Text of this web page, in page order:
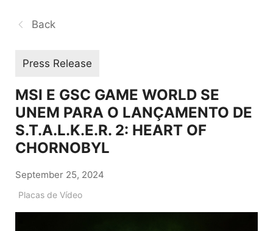
Back
Press Release
MSI E GSC GAME WORLD SE
UNEM PARA O LANÇAMENTO DE
S.T.A.L.K.E.R. 2: HEART OF
CHORNOBYL
September 25, 2024
Placas de Vídeo